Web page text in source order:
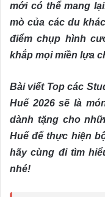
mới có thể mang
mò của các du
điểm chụp hình
khắp mọi miền lựa
Bài viết Top các
Huế 2026 sẽ là
dành tặng cho
Huế để thực hiện
hãy cùng đi tìm
nhé!